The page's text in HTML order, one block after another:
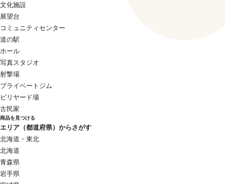
文化施設
展望台
コミュニティセンター
道の駅
ホール
写真スタジオ
射撃場
プライベートジム
ビリヤード場
古民家
商品を見つける
エリア（都道府県）からさがす
北海道・東北
北海道
青森県
岩手県